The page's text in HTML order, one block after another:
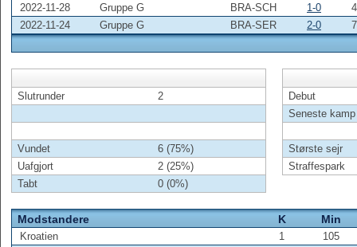
2022-11-28
Gruppe G BRA-SCH 1-0
2022-11-24
Gruppe G BRA-SER 2-0
Slutrunder 2
Vundet
6 (75%)
Uafgjort
2 (25%)
Tabt
0 (0%)
Debut
Seneste kamp
Største sejr
Straffespark
Modstandere K Min
Kroatien 1
105